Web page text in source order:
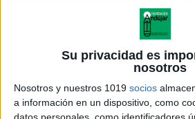
Su privacidad es
nosotros
Nosotros y nuestros 1019 socios
a información en un dispositivo, como
ENLACE AL
DESCARGA MÁS
RECURSO EN